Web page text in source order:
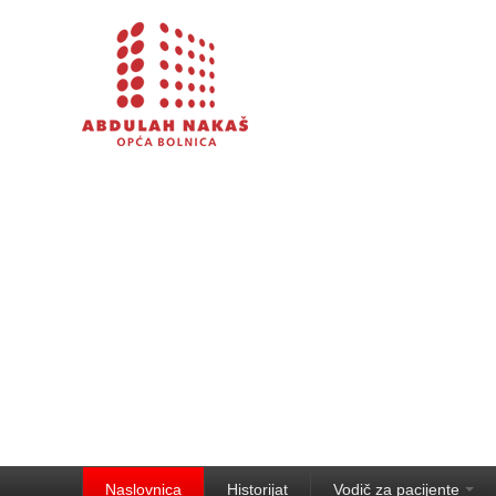
Naslovnica Historijat Vodič za pacijente